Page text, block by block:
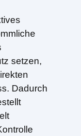
setzen,
Dadurch